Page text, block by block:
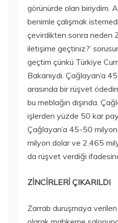
görünürde olan biriydim.
benimle çalışmak
çevirdikten sonra neden
iletişime geçtiniz?’
geçtim çünkü Türkiye
Bakanıydı.​ Çağlayan’a
arasında bir rüşvet
bu meblağın dışında.
işlerden yüzde 50 kar
Çağlayan’a 45-50
milyon dolar ve 2.465
da rüşvet verdiği
ZİNCİRLERİ ÇIKARILDI
Zarrab duruşmaya verilen